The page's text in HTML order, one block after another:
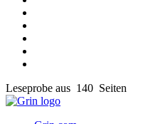
Leseprobe aus 140 Seiten